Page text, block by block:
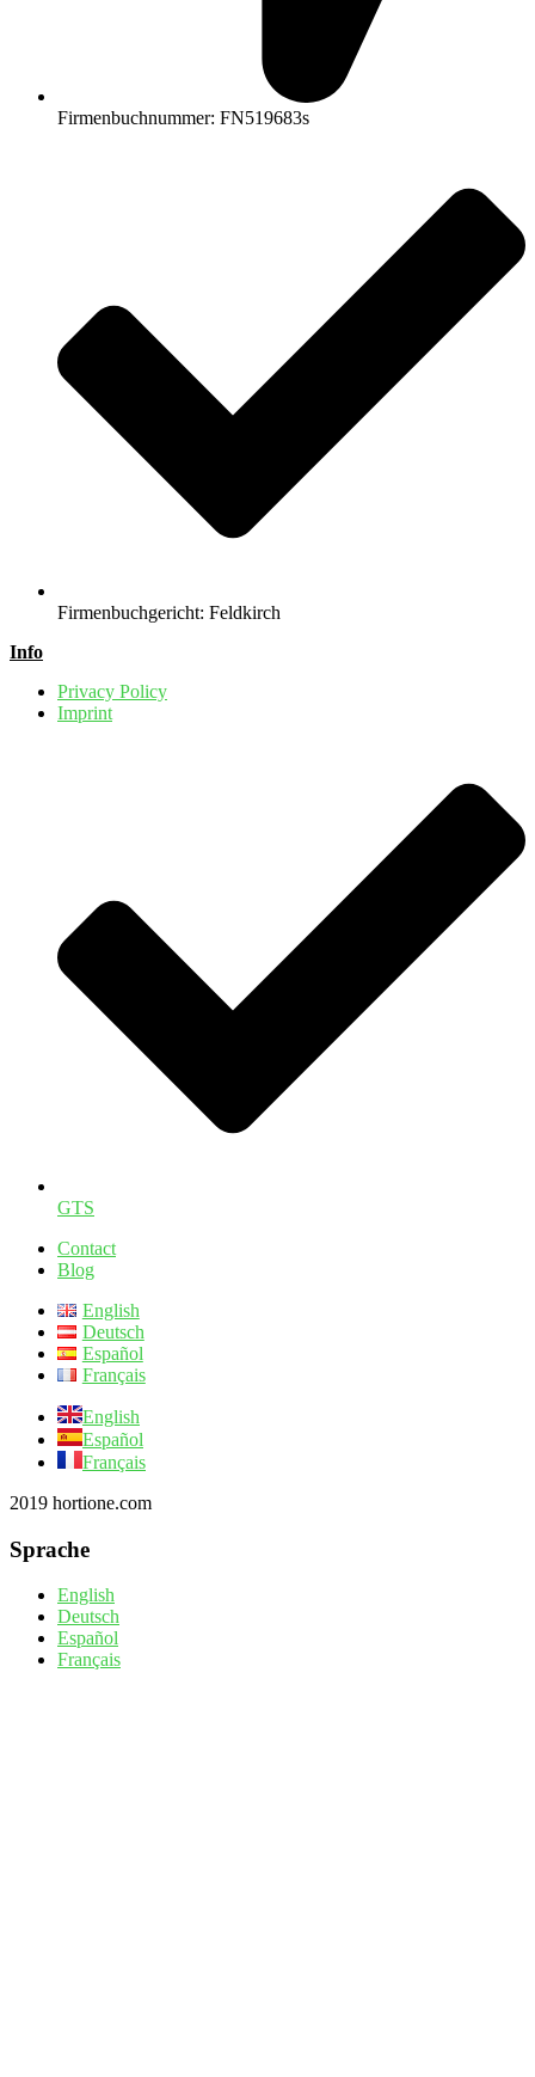
Firmenbuchnummer: FN519683s
Firmenbuchgericht: Feldkirch
Info
Privacy Policy
Imprint
GTS
Contact
Blog
English
Deutsch
Español
Français
English
Español
Français
2019 hortione.com
Sprache
English
Deutsch
Español
Français